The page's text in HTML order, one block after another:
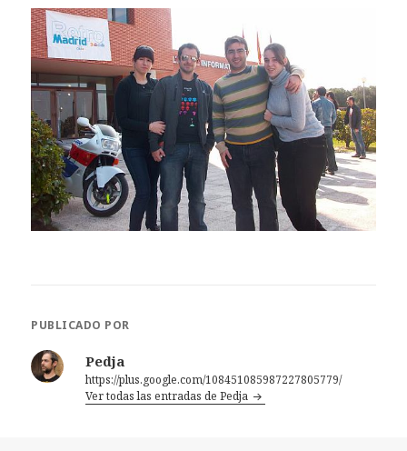
PUBLICADO POR
Pedja
https://plus.google.com/108451085987227805779/
Ver todas las entradas de Pedja